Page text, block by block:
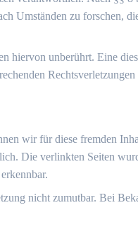
Umständen zu forschen,
hiervon unberührt. Eine
wir für diese fremden
Die verlinkten Seiten
nicht zumutbar. Bei